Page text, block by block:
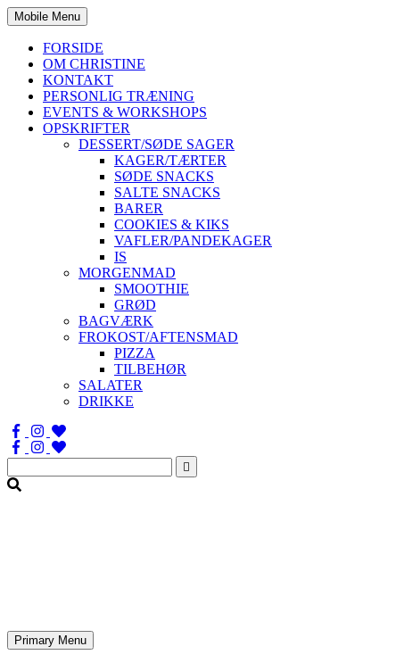
Mobile Menu
FORSIDE
OM CHRISTINE
KONTAKT
PERSONLIG TRÆNING
EVENTS & WORKSHOPS
OPSKRIFTER
DESSERT/SØDE SAGER
KAGER/TÆRTER
SØDE SNACKS
SALTE SNACKS
BARER
COOKIES & KIKS
VAFLER/PANDEKAGER
IS
MORGENMAD
SMOOTHIE
GRØD
BAGVÆRK
FROKOST/AFTENSMAD
PIZZA
TILBEHØR
SALATER
DRIKKE
Søg
efter:
Primary Menu